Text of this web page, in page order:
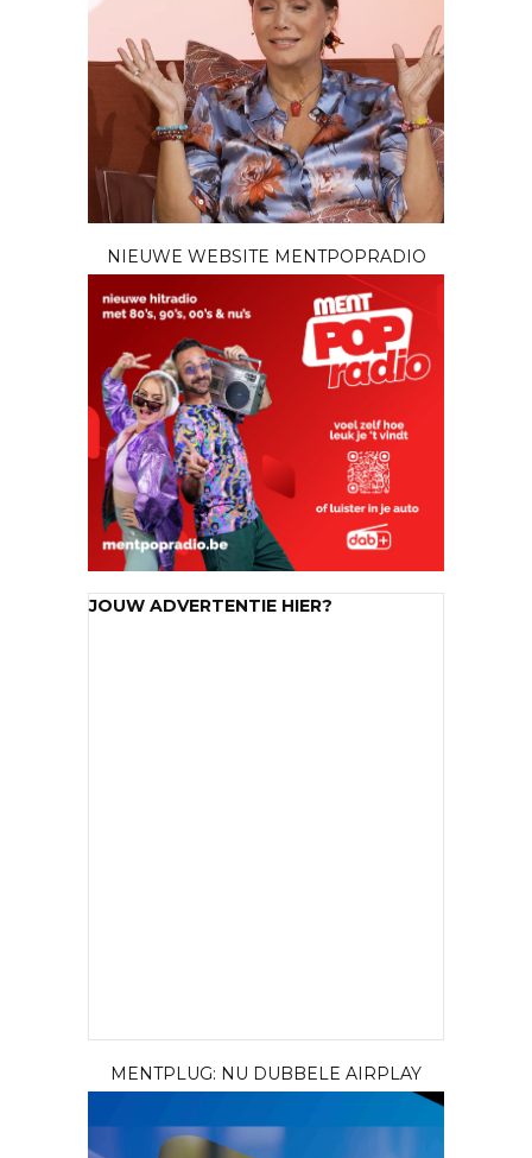
NIEUWE WEBSITE MENTPOPRADIO
JOUW ADVERTENTIE HIER?
MENTPLUG: NU DUBBELE AIRPLAY